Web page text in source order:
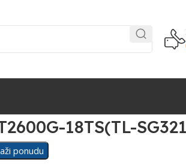
18TS(TL-
ponudu